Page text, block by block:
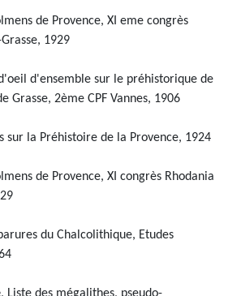
de Provence, XI eme congrès
1929
d'ensemble sur le préhistorique de
Grasse, 2ème CPF Vannes, 1906
sur la Préhistoire de la Provence, 1924
de Provence, XI congrès Rhodania
du Chalcolithique, Etudes